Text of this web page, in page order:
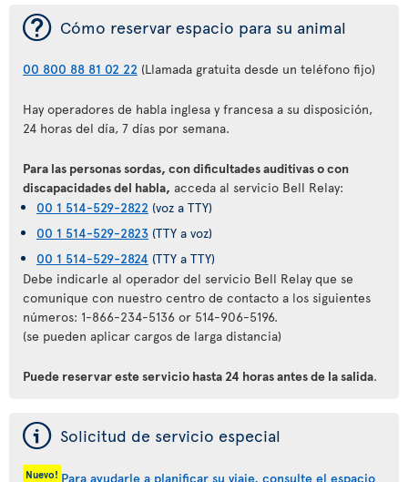
¯ Cómo reservar espacio para su animal
00 800 88 81 02 22 (Llamada gratuita desde un teléfono fijo)
Hay operadores de habla inglesa y francesa a su disposición,
24 horas del día, 7 días por semana.
Para las personas sordas, con dificultades auditivas o con
discapacidades del habla, acceda al servicio Bell Relay:
00 1 514-529-2822 (voz a TTY)
00 1 514-529-2823 (TTY a voz)
00 1 514-529-2824 (TTY a TTY)
Debe indicarle al operador del servicio Bell Relay que se
comunique con nuestro centro de contacto a los siguientes
números: 1-866-234-5136 or 514-906-5196.
(se pueden aplicar cargos de larga distancia)
Puede reservar este servicio hasta 24 horas antes de la salida.
ý Solicitud de servicio especial
Nuevo! Para ayudarle a planificar su viaje, consulte el espacio